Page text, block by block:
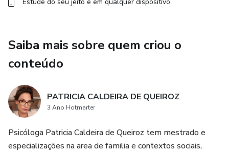
Saiba mais sobre quem criou o
conteúdo
PATRICIA CALDEIRA DE QUEIROZ
3 Ano Hotmarter
Psicóloga Patricia Caldeira de Queiroz tem mestrado e
especializações na area de familia e contextos sociais,